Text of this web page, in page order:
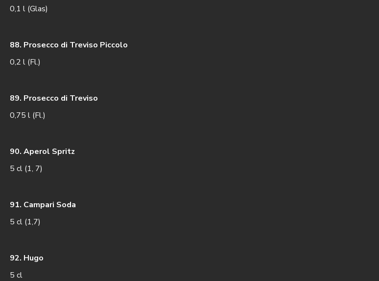
0,1 l (Glas)
88. Prosecco di Treviso Piccolo
0,2 l (Fl.)
89. Prosecco di Treviso
0,75 l (Fl.)
90. Aperol Spritz
5 cl (1, 7)
91. Campari Soda
5 cl (1,7)
92. Hugo
5 cl